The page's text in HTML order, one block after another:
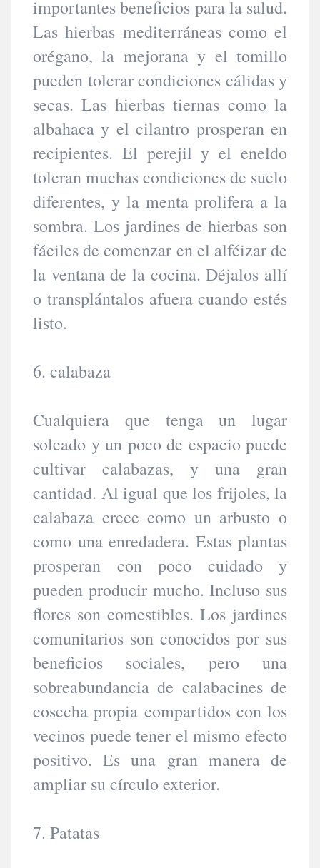
importantes beneficios para la salud.
Las hierbas mediterráneas como el
orégano, la mejorana y el tomillo
pueden tolerar condiciones cálidas y
secas. Las hierbas tiernas como la
albahaca y el cilantro prosperan en
recipientes. El perejil y el eneldo
toleran muchas condiciones de suelo
diferentes, y la menta prolifera a la
sombra. Los jardines de hierbas son
fáciles de comenzar en el alféizar de
la ventana de la cocina. Déjalos allí
o transplántalos afuera cuando estés
listo.
6. calabaza
Cualquiera que tenga un lugar
soleado y un poco de espacio puede
cultivar calabazas, y una gran
cantidad. Al igual que los frijoles, la
calabaza crece como un arbusto o
como una enredadera. Estas plantas
prosperan con poco cuidado y
pueden producir mucho. Incluso sus
flores son comestibles. Los jardines
comunitarios son conocidos por sus
beneficios sociales, pero una
sobreabundancia de calabacines de
cosecha propia compartidos con los
vecinos puede tener el mismo efecto
positivo. Es una gran manera de
ampliar su círculo exterior.
7. Patatas